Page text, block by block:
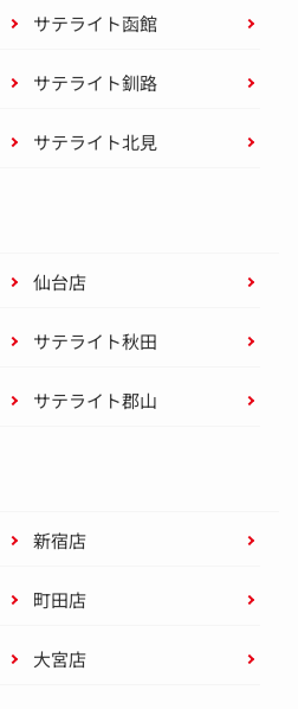
サテライト函館
サテライト釧路
サテライト北見
仙台店
サテライト秋田
サテライト郡山
新宿店
町田店
大宮店